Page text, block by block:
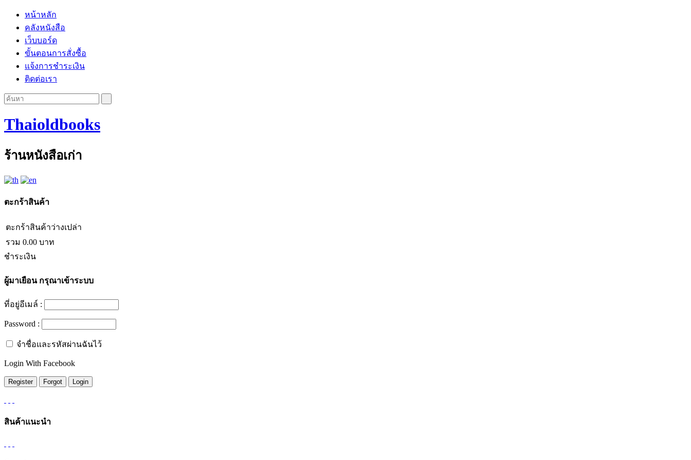
หน้าหลัก
คลังหนังสือ
เว็บบอร์ด
ขั้นตอนการสั่งซื้อ
แจ้งการชำระเงิน
ติดต่อเรา
Thaioldbooks
ร้านหนังสือเก่า
ตะกร้าสินค้า
ตะกร้าสินค้าว่างเปล่า
รวม 0.00 บาท
ชำระเงิน
ผู้มาเยือนกรุณาเข้าระบบ
ที่อยู่อีเมล์ :
Password :
จำชื่อและรหัสผ่านฉันไว้
Login With Facebook
สินค้าแนะนำ